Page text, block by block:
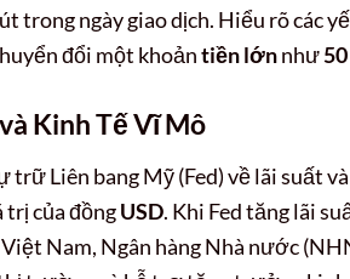
trong ngày giao dịch. Hiểu rõ các
đổi một khoảntiền lớnnhư
Kinh Tế Vĩ Mô
trữ Liên bang Mỹ (Fed) về lãi suất
trị của đồngUSD. Khi Fed tăng lãi
Nam, Ngân hàng Nhà nước